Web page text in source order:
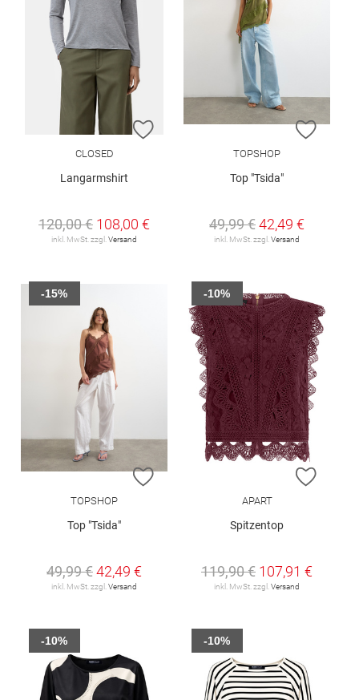
ZUR WUNSCHLISTE HINZUFÜGEN
CLOSED
Langarmshirt
120,00 € 108,00 €
inkl. MwSt. zzgl. Versand
ZUR
TOPSHOP
Top "Tsida"
49,99 €42,49 €
inkl. MwSt. zzgl. Versand
ZUR WUNSCHLISTE HINZUFÜGEN
TOPSHOP
Top "Tsida"
49,99 €42,49 €
inkl. MwSt. zzgl. Versand
-15%
ZUR
APART
Spitzentop
119,90 € 107,91 €
inkl. MwSt. zzgl. Versand
-10%
-10% -10%